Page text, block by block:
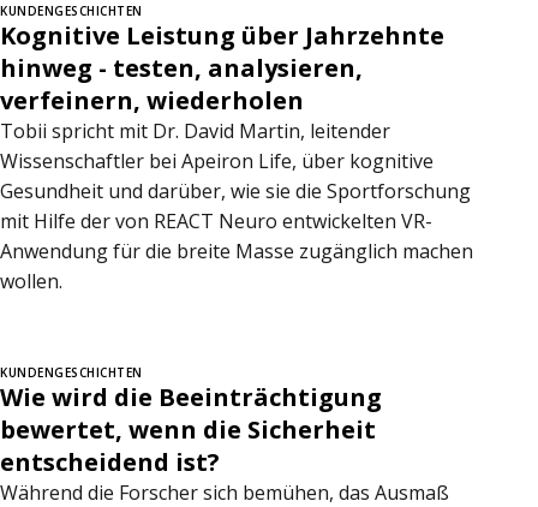
KUNDENGESCHICHTEN
Kognitive Leistung über Jahrzehnte
hinweg - testen, analysieren,
verfeinern, wiederholen
Tobii spricht mit Dr. David Martin, leitender
Wissenschaftler bei Apeiron Life, über kognitive
Gesundheit und darüber, wie sie die Sportforschung
mit Hilfe der von REACT Neuro entwickelten VR-
Anwendung für die breite Masse zugänglich machen
wollen.
KUNDENGESCHICHTEN
Wie wird die Beeinträchtigung
bewertet, wenn die Sicherheit
entscheidend ist?
Während die Forscher sich bemühen, das Ausmaß